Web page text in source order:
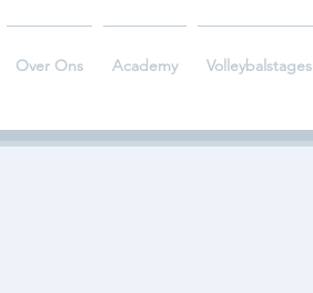
Over Ons Academy Volleybalstages